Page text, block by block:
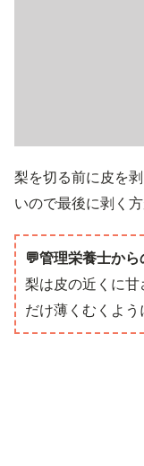
梨を切る前に皮を
いので最後に剥く
💬管理栄養士から
梨は皮の近くに
だけ薄くむくよう